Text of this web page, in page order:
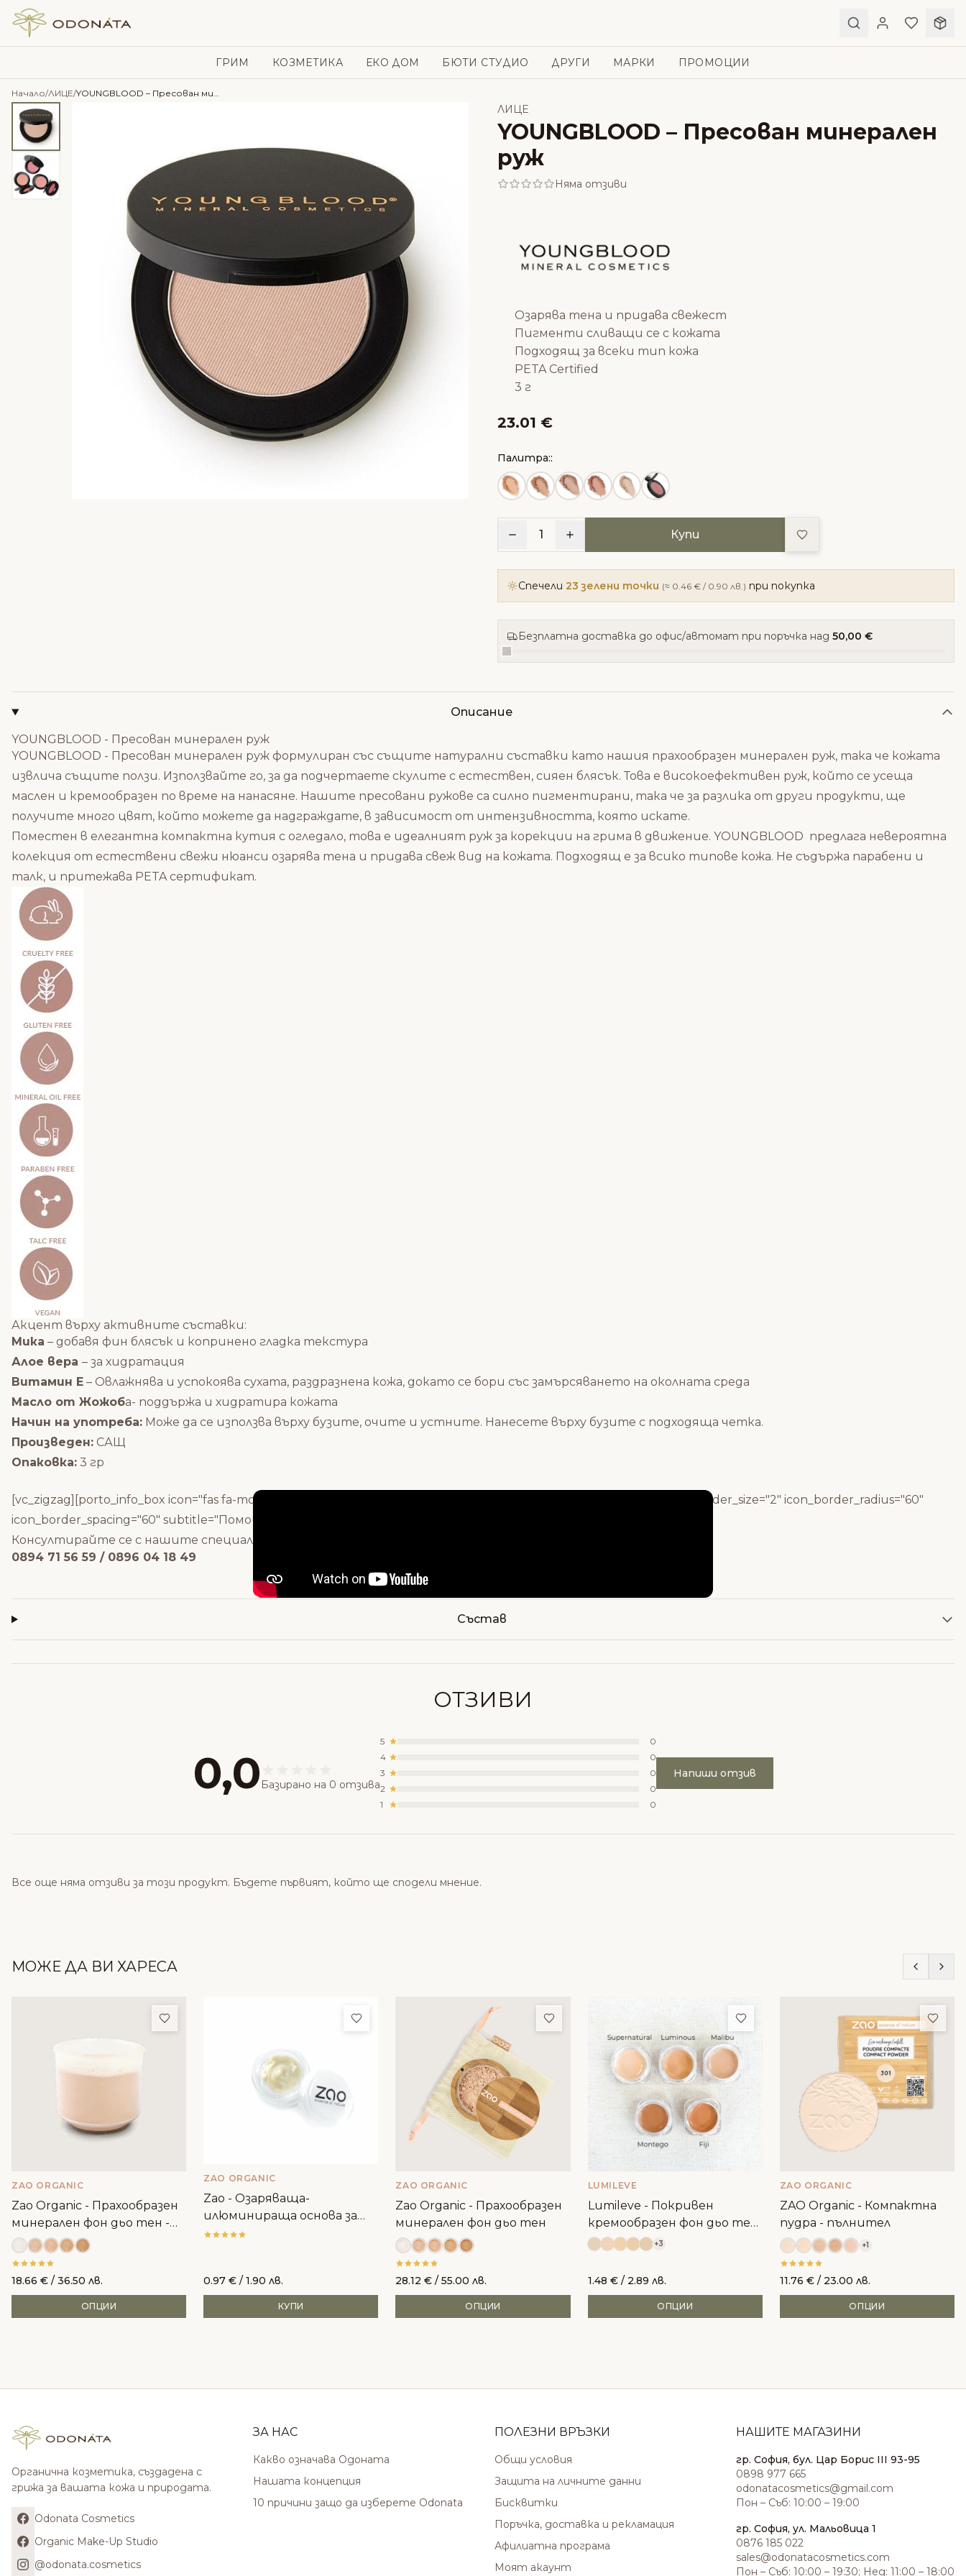
Skip to content
ГРИМ КОЗМЕТИКА ЕКО ДОМ БЮТИ СТУДИО ДРУГИ МАРКИ ПРОМОЦИИ
Начало/ЛИЦЕ/ YOUNGBLOOD – Пресован минерален руж
ЛИЦЕ
YOUNGBLOOD – Пресован минерален
руж
Няма отзиви
Озарява тена и придава свежест
Пигменти сливащи се с кожата
Подходящ за всеки тип кожа
PETA Certified
3 г
23.01 €
Палитра::
1 Купи Добави в любими
Спечели 23 зелени точки (≈ 0.46 € / 0.90 лв.) при покупка
Безплатна доставка до офис/автомат при поръчка над 50,00 €
Описание
YOUNGBLOOD - Пресован минерален руж
YOUNGBLOOD - Пресован минерален руж формулиран със същите натурални съставки като нашия прахообразен минерален руж, така че кожата
извлича същите ползи. Използвайте го, за да подчертаете скулите с естествен, сияен блясък. Това е високоефективен руж, който се усеща
маслен и кремообразен по време на нанасяне. Нашите пресовани ружове са силно пигментирани, така че за разлика от други продукти, ще
получите много цвят, който можете да надграждате, в зависимост от интензивността, която искате.
Поместен в елегантна компактна кутия с огледало, това е идеалният руж за корекции на грима в движение. YOUNGBLOOD предлага невероятна
колекция от естествени свежи нюанси озарява тена и придава свеж вид на кожата. Подходящ е за всико типове кожа. Не съдържа парабени и
талк, и притежава PETA сертификат.
Акцент върху активните съставки:
Мика – добавя фин блясък и копринено гладка текстура
Алое вера – за хидратация
Витамин Е – Овлажнява и успокоява сухата, раздразнена кожа, докато се бори със замърсяването на околната среда
Масло от Жожоба- поддържа и хидратира кожата
Начин на употреба: Може да се използва върху бузите, очите и устните. Нанесете върху бузите с подходяща четка.
Произведен: САЩ
Опаковка: 3 гр
[vc_zigzag][porto_info_box icon="fas fa-mobile-alt" icon_size="28" icon_style="advanced" icon_border_style="solid" icon_border_size="2" icon_border_radius="60"
icon_border_spacing="60" subtitle="Помощ при поръчка" hover_effect="style_2" pos="top" icon_color="#e89b9f"]
Консултирайте се с нашите специалисти за помощ при поръчка, персонализиране или съвет.
0894 71 56 59 / 0896 04 18 49
Състав
ОТЗИВИ
0,0 Базирано на 0 отзива
5
0
4
0
3
0
2
0
1
0
Напиши отзив
Все още няма отзиви за този продукт. Бъдете първият, който ще сподели мнение.
МОЖЕ ДА ВИ ХАРЕСА
Добави в любими
ZAO ORGANIC
Zao Organic - Прахообразен
минерален фон дьо тен -
пълнител
18.66 € / 36.50 лв.
ОПЦИИ
Добави в любими
ZAO ORGANIC
Zao - Озаряваща-
илюминираща основа за
грим - сампъл
0.97€ / 1.90 лв.
КУПИ
Добави в любими
ZAO ORGANIC
Zao Organic - Прахообразен
минерален фон дьо тен
28.12€ / 55.00 лв.
ОПЦИИ
Добави в любими
LUMILEVE
Lumileve - Покривен
кремообразен фон дьо тен
- сампъл
+3
1.48 €/ 2.89 лв.
ОПЦИИ
ZAO ORGANIC
ZAO Organic - Компактна
пудра - пълнител
+1
11.76 €/ 23.00 лв.
ОПЦИИ
Органична козметика, създадена с
грижа за вашата кожа и природата.
Odonata Cosmetics
Organic Make-Up Studio
@odonata.cosmetics
ЗА НАС
Какво означава Одоната
Нашата концепция
10 причини защо да изберете Odonata
ПОЛЕЗНИ ВРЪЗКИ
Общи условия
Защита на личните данни
Бисквитки
Поръчка, доставка и рекламация
Афилиатна програма
Моят акаунт
НАШИТЕ МАГАЗИНИ
гр. София, бул. Цар Борис III 93-95
0898 977 665
odonatacosmetics@gmail.com
Пон – Съб: 10:00 – 19:00
гр. София, ул. Мальовица 1
0876 185 022
sales@odonatacosmetics.com
Пон – Съб: 10:00 – 19:30; Нед: 11:00 – 18:00